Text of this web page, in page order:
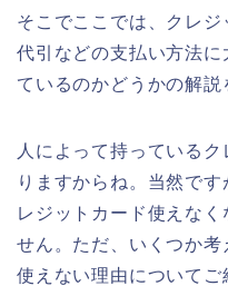
そこでここでは、クレジ
代引などの支払い方法
ているのかどうかの解説
人によって持っている
りますからね。当然で
レジットカード使えな
せん。ただ、いくつか
使えない理由について